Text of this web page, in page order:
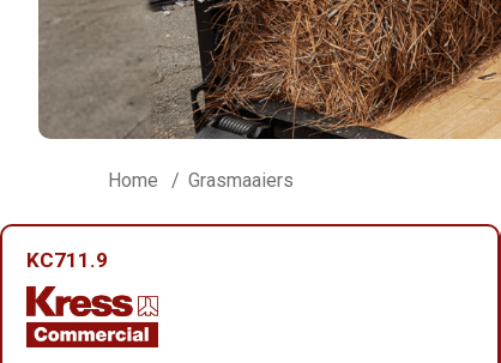
Home Grasmaaiers
KC711.9